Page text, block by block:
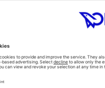
drömbadrum
definierar drömbadrum